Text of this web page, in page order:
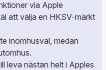
via Apple
att välja en HKSV-märkt
inomhusval, medan
leva nästan helt i Apples